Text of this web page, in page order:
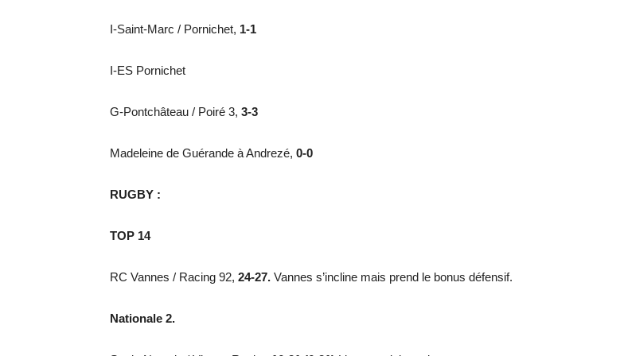
I-Saint-Marc / Pornichet, 1-1
I-ES Pornichet
G-Pontchâteau / Poiré 3, 3-3
Madeleine de Guérande à Andrezé, 0-0
RUGBY :
TOP 14
RC Vannes / Racing 92, 24-27. Vannes s’incline mais prend le bonus défensif.
Nationale 2.